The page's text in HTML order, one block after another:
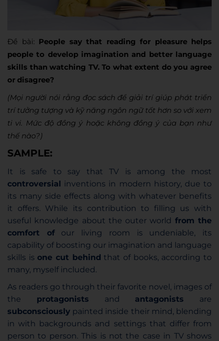
Đề bài: People say that reading for pleasure helps
people to develop imagination and better language
skills than watching TV. To what extent do you agree
or disagree?
(Mọi người nói rằng đọc sách để giải trí giúp phát triển
trí tưởng tượng và kỹ năng ngôn ngữ tốt hơn so với xem
ti vi. Mức độ đồng ý hoặc không đồng ý của bạn như
thế nào?)
SAMPLE:
It is safe to say that TV is among the most
controversial inventions in modern history, due to
its many side effects along with whatever benefits
it offers. While its contribution to filling us with
useful knowledge about the outer world from the
comfort ofour living room is undeniable, its
capability of boosting our imagination and language
skills is one cut behind that of books, according to
many, myself included.
As readers go through their favorite novel, images of
the protagonists and antagonists are
subconsciously painted inside their mind, blending
in with backgrounds and settings that differ from
person to person. This is not the case in TV shows